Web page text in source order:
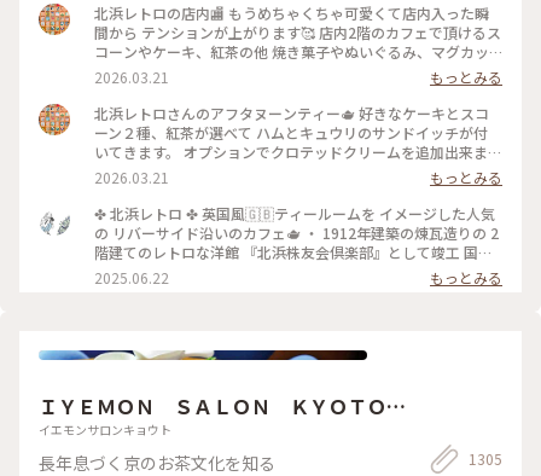
北浜レトロの店内🏬 もうめちゃくちゃ可愛くて店内入った瞬
間から テンションが上がります🥰 店内2階のカフェで頂けるス
コーンやケーキ、紅茶の他 焼き菓子やぬいぐるみ、マグカッ
プやプレゼント用の 詰め合わせなど購入することが出来ます✨
店内はシックなアンティーク家具にミントグリーンが 映えて
素敵な空間です〜！
2026.03.21
もっとみる
北浜レトロさんのアフタヌーンティー🫖 好きなケーキとスコ
ーン２種、紅茶が選べて ハムとキュウリのサンドイッチが付
いてきます。 オプションでクロテッドクリームを追加出来ます
✨ スコーンは季節限定のさくらとくるみをチョイス。 ケーキ
はストロベリースペシャルショートケーキです🍓 ウェッジウ
ッドのお皿に乗せられてボリュームが凄いです😳 ケーキも1ピ
ースがかなり大きく、しっかり甘め。 スコーンは温かく香り
もよくサクサクで美味しいです！ サンドイッチも黒胡椒が効
いていて甘いとしょっぱいで 最高です〜！ めちゃくちゃボリ
ュームがありますが紅茶も差し湯が 用意されていて最後まで
2026.03.21
もっとみる
✤ 北浜レトロ ✤ 英国風🇬🇧ティールームを イメージした人気
の リバーサイド沿いのカフェ🫖 ・ 1912年建築の煉瓦造りの 2
階建てのレトロな洋館 『北浜株友会倶楽部』として竣工 国の
登録有形文化財に指定 ・ 最近は行列のあまりスルーすること
が 多くてこの日は平日の雨の日☔ 15時頃にも関わらず空いて
ったりと 優雅に過ごせる お茶じかんでした😊🫖 ✤ーーーーー
化財 #北浜カフェ#大阪カフェ#はじめての投稿 #はじめての投
稿#大阪のおいしいもん #ことりっぷ大阪
2025.06.22 もっとみる
ＩＹＥＭＯＮ ＳＡＬＯＮ ＫＹＯＴＯ
伊右衛門サロン京都
イエモンサロンキョウト
長年息づく京のお茶文化を知る 1305